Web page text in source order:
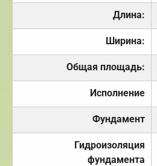
Длина:
Ширина:
Общая площадь:
Исполнение
Фундамент
Гидроизоляция
фундамента